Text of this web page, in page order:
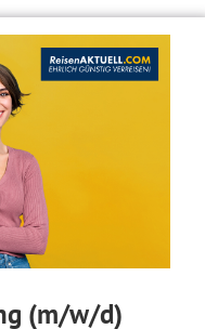
(m/w/d)